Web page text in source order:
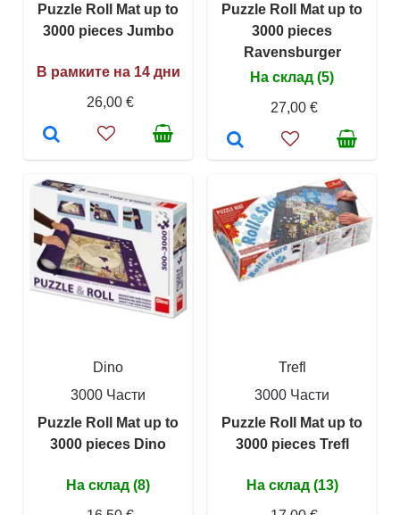
Puzzle Roll Mat up to
3000 pieces Jumbo
В рамките на 14 дни
26,00 €
Puzzle Roll Mat up to
3000 pieces
Ravensburger
На склад (5)
27,00 €
Dino
3000 Части
Puzzle Roll Mat up to
3000 pieces Dino
На склад (8)
Trefl
3000 Части
Puzzle Roll Mat up to
3000 pieces Trefl
На склад (13)